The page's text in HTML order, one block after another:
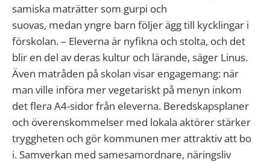
samiska maträtter som gurpi och
suovas, medan yngre barn följer ägg till kycklingar i
förskolan. – Eleverna är nyfikna och stolta, och det
blir en del av deras kultur och lärande, säger Linus.
Även matråden på skolan visar engagemang: när
man ville införa mer vegetariskt på menyn inkom
det flera A4-sidor från eleverna. Beredskapsplaner
och överenskommelser med lokala aktörer stärker
tryggheten och gör kommunen mer attraktiv att bo
i. Samverkan med samesamordnare, näringsliv